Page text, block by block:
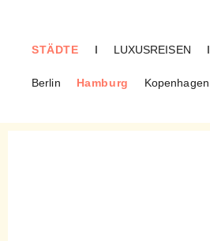
STÄDTE
Berlin Hamburg Kopenhagen
I LUXUSREISEN I